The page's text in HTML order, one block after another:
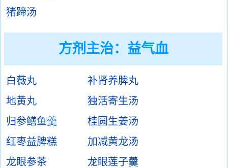
猪蹄汤
方剂主治： 益气血
白薇丸
补肾养脾丸
地黄丸
独活寄生汤
归参鳝鱼羹
桂圆生姜汤
红枣益脾糕
加减黄龙汤
龙眼参茶
龙眼莲子羹